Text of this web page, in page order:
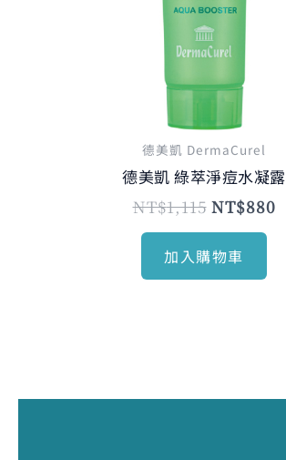
德美凱 DermaCurel
德美凱 綠萃淨痘水凝露
NT$1,115 NT$880
加入購物車